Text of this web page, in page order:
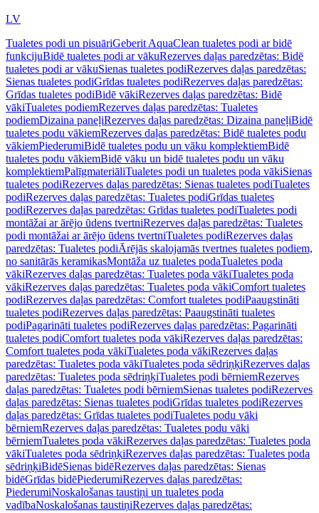
LV
Tualetes podi un pisuāriGeberit AquaClean tualetes podi ar bidē
funkcijuBidē tualetes podi ar vākuRezerves daļas paredzētas: Bidē
tualetes podi ar vākuSienas tualetes podiRezerves daļas paredzētas:
Sienas tualetes podiGrīdas tualetes podiRezerves daļas paredzētas:
Grīdas tualetes podiBidē vākiRezerves daļas paredzētas: Bidē
vākiTualetes podiemRezerves daļas paredzētas: Tualetes
podiemDizaina paneļiRezerves daļas paredzētas: Dizaina paneļiBidē
tualetes podu vākiemRezerves daļas paredzētas: Bidē tualetes podu
vākiemPiederumiBidē tualetes podu un vāku komplektiemBidē
tualetes podu vākiemBidē vāku un bidē tualetes podu un vāku
komplektiemPalīgmateriāliTualetes podi un tualetes poda vākiSienas
tualetes podiRezerves daļas paredzētas: Sienas tualetes podiTualetes
podiRezerves daļas paredzētas: Tualetes podiGrīdas tualetes
podiRezerves daļas paredzētas: Grīdas tualetes podiTualetes podi
montāžai ar ārējo ūdens tvertniRezerves daļas paredzētas: Tualetes
podi montāžai ar ārējo ūdens tvertniTualetes podiRezerves daļas
paredzētas: Tualetes podiĀrējās skalojamās tvertnes tualetes podiem,
no sanitārās keramikasMontāža uz tualetes podaTualetes poda
vākiRezerves daļas paredzētas: Tualetes poda vākiTualetes poda
vākiRezerves daļas paredzētas: Tualetes poda vākiComfort tualetes
podiRezerves daļas paredzētas: Comfort tualetes podiPaaugstināti
tualetes podiRezerves daļas paredzētas: Paaugstināti tualetes
podiPagarināti tualetes podiRezerves daļas paredzētas: Pagarināti
tualetes podiComfort tualetes poda vākiRezerves daļas paredzētas:
Comfort tualetes poda vākiTualetes poda vākiRezerves daļas
paredzētas: Tualetes poda vākiTualetes poda sēdriņķiRezerves daļas
paredzētas: Tualetes poda sēdriņķiTualetes podi bērniemRezerves
daļas paredzētas: Tualetes podi bērniemSienas tualetes podiRezerves
daļas paredzētas: Sienas tualetes podiGrīdas tualetes podiRezerves
daļas paredzētas: Grīdas tualetes podiTualetes podu vāki
bērniemRezerves daļas paredzētas: Tualetes podu vāki
bērniemTualetes poda vākiRezerves daļas paredzētas: Tualetes poda
vākiTualetes poda sēdriņķiRezerves daļas paredzētas: Tualetes poda
sēdriņķiBidēSienas bidēRezerves daļas paredzētas: Sienas
bidēGrīdas bidēPiederumiRezerves daļas paredzētas:
PiederumiNoskalošanas taustiņi un tualetes poda
vadībaNoskalošanas taustiņiRezerves daļas paredzētas: